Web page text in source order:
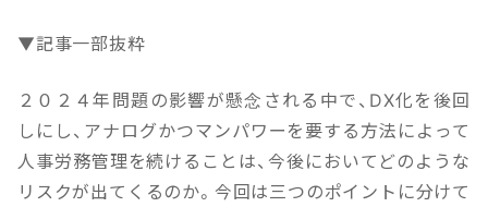
▼記事一部抜粋
２０２４年問題の影響が懸念される中で、DX化を後回
しにし、アナログかつマンパワーを要する方法によって
人事労務管理を続けることは、今後においてどのような
リスクが出てくるのか。今回は三つのポイントに分けて